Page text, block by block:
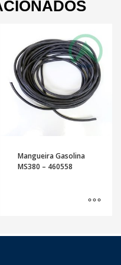
Mangueira Gasolina
MS380 – 460558